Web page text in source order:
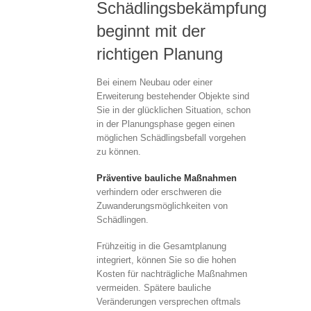
Schädlingsbekämpfung
beginnt mit der
richtigen Planung
Bei einem Neubau oder einer
Erweiterung bestehender Objekte sind
Sie in der glücklichen Situation, schon
in der Planungsphase gegen einen
möglichen Schädlingsbefall vorgehen
zu können.
Präventive bauliche Maßnahmen
verhindern oder erschweren die
Zuwanderungsmöglichkeiten von
Schädlingen.
Frühzeitig in die Gesamtplanung
integriert, können Sie so die hohen
Kosten für nachträgliche Maßnahmen
vermeiden. Spätere bauliche
Veränderungen versprechen oftmals